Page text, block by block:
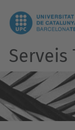
Serveis